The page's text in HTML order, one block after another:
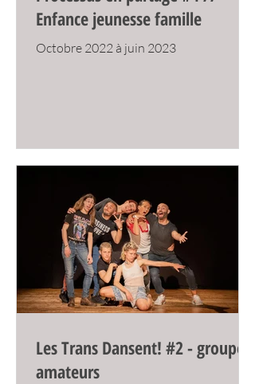
Enfance jeunesse famille
Octobre 2022 à juin 2023
Les Trans Dansent! #2 - groupe
amateurs